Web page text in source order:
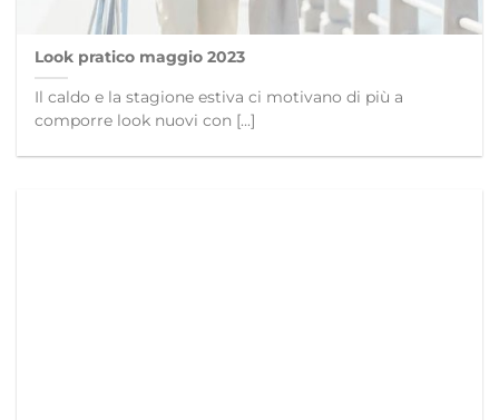
Look pratico maggio 2023
Il caldo e la stagione estiva ci motivano di più a
comporre look nuovi con [...]